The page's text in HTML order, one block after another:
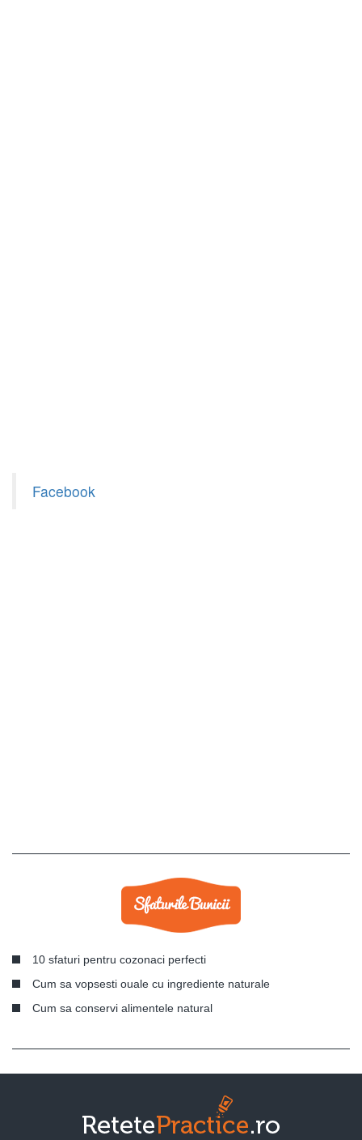
Facebook
10 sfaturi pentru cozonaci perfecti
Cum sa vopsesti ouale cu ingrediente naturale
Cum sa conservi alimentele natural